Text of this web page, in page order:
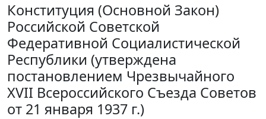
Конституция (Основной Закон)
Российской Советской
Федеративной Социалистической
Республики (утверждена
постановлением Чрезвычайного
XVII Всероссийского Съезда Советов
от 21 января 1937 г.)